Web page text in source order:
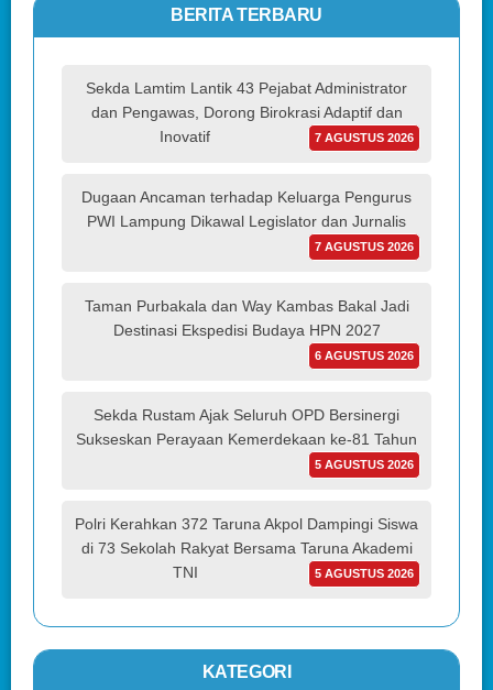
BERITA TERBARU
Sekda Lamtim Lantik 43 Pejabat Administrator
dan Pengawas, Dorong Birokrasi Adaptif dan
Inovatif
7 AGUSTUS 2026
Dugaan Ancaman terhadap Keluarga Pengurus
PWI Lampung Dikawal Legislator dan Jurnalis
7 AGUSTUS 2026
Taman Purbakala dan Way Kambas Bakal Jadi
Destinasi Ekspedisi Budaya HPN 2027
6 AGUSTUS 2026
Sekda Rustam Ajak Seluruh OPD Bersinergi
Sukseskan Perayaan Kemerdekaan ke-81 Tahun
5 AGUSTUS 2026
Polri Kerahkan 372 Taruna Akpol Dampingi Siswa
di 73 Sekolah Rakyat Bersama Taruna Akademi
TNI
5 AGUSTUS 2026
KATEGORI